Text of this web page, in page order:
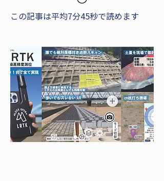
この記事は平均7分45秒で読めます